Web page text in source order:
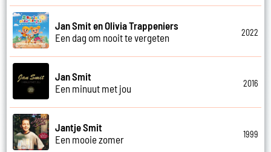
Jan Smit en Olivia Trappeniers
Een dag om nooit te vergeten
2022
Jan Smit
Een minuut met jou
2016
Jantje Smit
Een mooie zomer
1999